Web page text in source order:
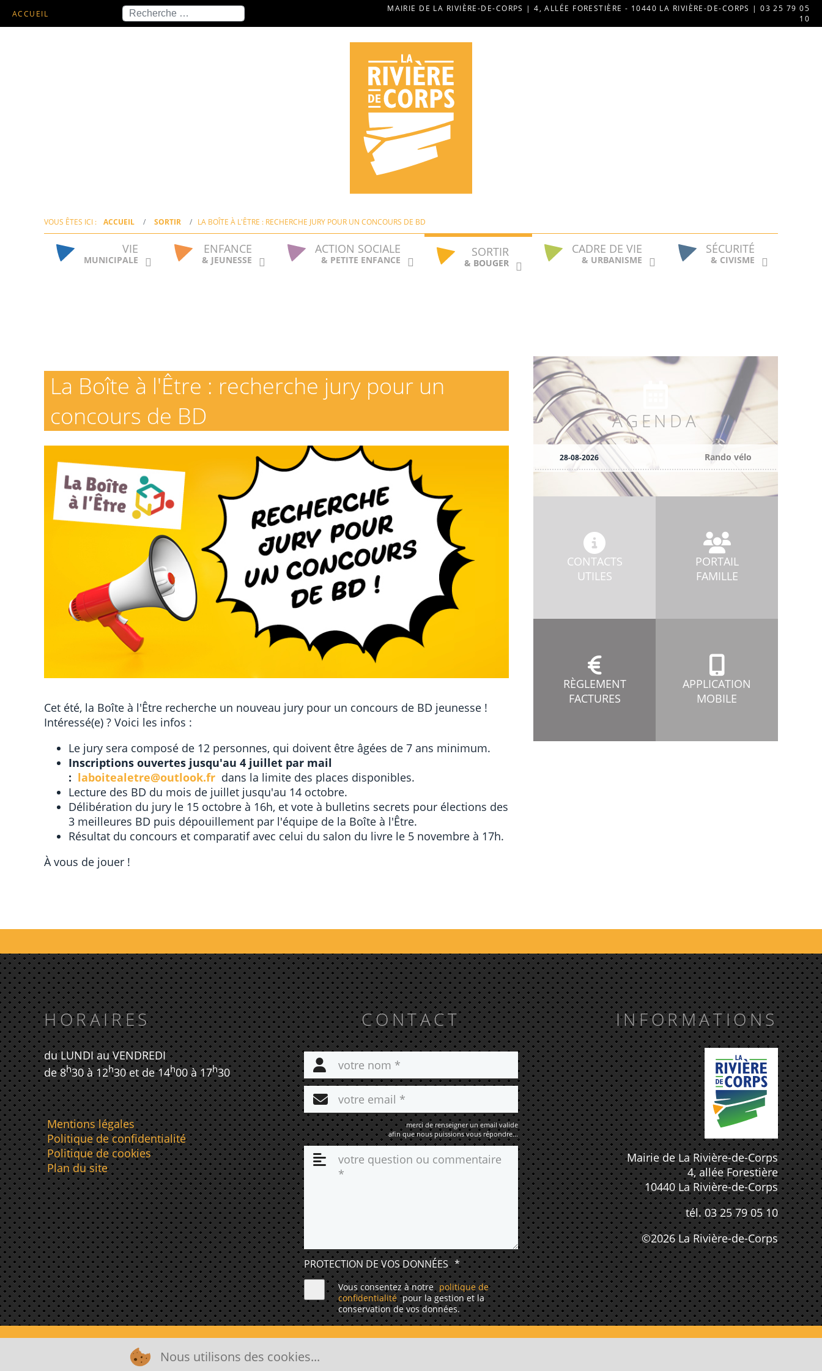
ACCUEIL Recherche
MAIRIE DE LA RIVIÈRE-DE-CORPS | 4, ALLÉE FORESTIÈRE - 10440 LA RIVIÈRE-DE-CORPS | 03 25 79 05
10
VOUS ÊTES ICI : ACCUEIL SORTIR LA BOÎTE À L'ÊTRE : RECHERCHE JURY POUR UN CONCOURS DE BD
VIE
MUNICIPALE
ENFANCE
& JEUNESSE
ACTION SOCIALE
& PETITE ENFANCE
SORTIR
& BOUGER
CADRE DE VIE
& URBANISME
SÉCURITÉ
& CIVISME
La Boîte à l'Être : recherche jury pour un
concours de BD
Cet été, la Boîte à l'Être recherche un nouveau jury pour un concours de BD jeunesse !
Intéressé(e) ? Voici les infos :
Le jury sera composé de 12 personnes, qui doivent être âgées de 7 ans minimum.
Inscriptions ouvertes jusqu'au 4 juillet par mail
: laboitealetre@outlook.fr dans la limite des places disponibles.
Lecture des BD du mois de juillet jusqu'au 14 octobre.
Délibération du jury le 15 octobre à 16h, et vote à bulletins secrets pour élections des
3 meilleures BD puis dépouillement par l'équipe de la Boîte à l'Être.
Résultat du concours et comparatif avec celui du salon du livre le 5 novembre à 17h.
À vous de jouer !
AGENDA
28-08-2026 Rando vélo
CONTACTS
UTILES
PORTAIL
FAMILLE
RÈGLEMENT
FACTURES
APPLICATION
MOBILE
HORAIRES
du LUNDI au VENDREDI
de 8h30 à 12h30 et de 14h00 à 17h30
Mentions légales
Politique de confidentialité
Politique de cookies
Plan du site
CONTACT
merci de renseigner un email valide
afin que nous puissions vous répondre...
PROTECTION DE VOS DONNÉES *
Vous consentez à notre politique de
confidentialité pour la gestion et la
conservation de vos données.
INFORMATIONS
Mairie de La Rivière-de-Corps
4, allée Forestière
10440 La Rivière-de-Corps
tél. 03 25 79 05 10
©2026 La Rivière-de-Corps
Nous utilisons des cookies...